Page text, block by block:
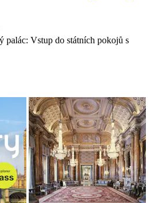
palác: Vstup do státních pokojů s